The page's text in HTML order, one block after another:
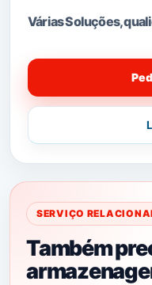
Várias Soluções,
SERVIÇO
Também